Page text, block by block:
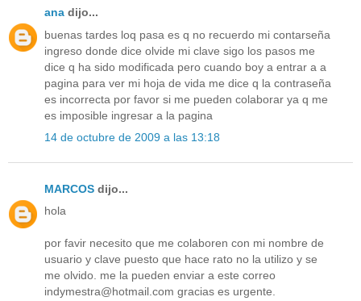
ana dijo...
buenas tardes loq pasa es q no recuerdo mi contarseña
ingreso donde dice olvide mi clave sigo los pasos me
dice q ha sido modificada pero cuando boy a entrar a a
pagina para ver mi hoja de vida me dice q la contraseña
es incorrecta por favor si me pueden colaborar ya q me
es imposible ingresar a la pagina
14 de octubre de 2009 a las 13:18
MARCOS dijo...
hola
por favir necesito que me colaboren con mi nombre de
usuario y clave puesto que hace rato no la utilizo y se
me olvido. me la pueden enviar a este correo
indymestra@hotmail.com gracias es urgente.